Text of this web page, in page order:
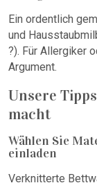
Ein ordentlich
und
?). Für Allergiker
Argument.
Unsere
macht
Wählen Sie
einladen
Verknitterte